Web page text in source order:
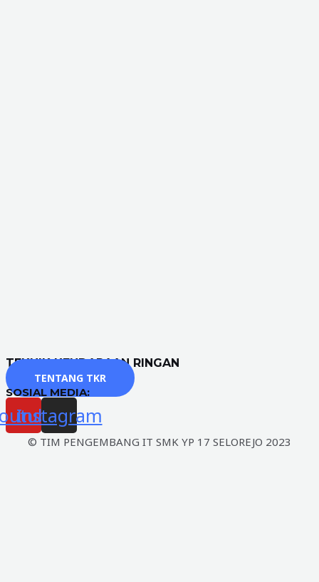
TEKNIK KENDARAAN RINGAN
TENTANG TKR
SOSIAL MEDIA:
Instagram
© TIM PENGEMBANG IT SMK YP 17 SELOREJO 2023